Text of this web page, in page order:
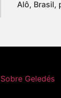
Alô, Brasil,
Sobre Geledés